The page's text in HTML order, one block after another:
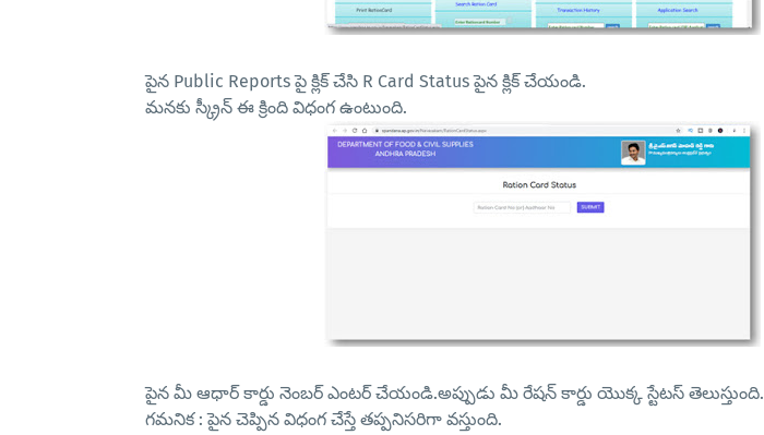
పైన Public Reports పై క్లిక్ చేసి R Card Status పైన క్లిక్ చేయండి.
మనకు స్క్రీన్ ఈ క్రింది విధంగ ఉంటుంది.
పైన మీ ఆధార్ కార్డు నెంబర్ ఎంటర్ చేయండి.అప్పుడు మీ రేషన్ కార్డు యొక్క స్టేటస్ తెలుస్తుంది.
గమనిక : పైన చెప్పిన విధంగ చేస్తే తప్పనిసరిగా వస్తుంది.